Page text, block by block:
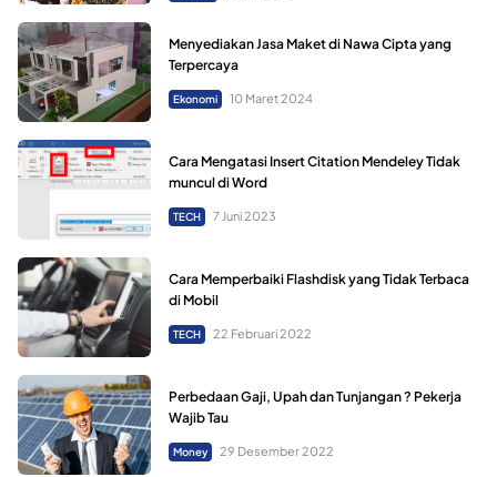
Menyediakan Jasa Maket di Nawa Cipta yang
Terpercaya
Ekonomi 10 Maret 2024
Cara Mengatasi Insert Citation Mendeley Tidak
muncul di Word
TECH 7 Juni 2023
Cara Memperbaiki Flashdisk yang Tidak Terbaca
di Mobil
TECH 22 Februari 2022
Perbedaan Gaji, Upah dan Tunjangan ? Pekerja
Wajib Tau
Money 29 Desember 2022